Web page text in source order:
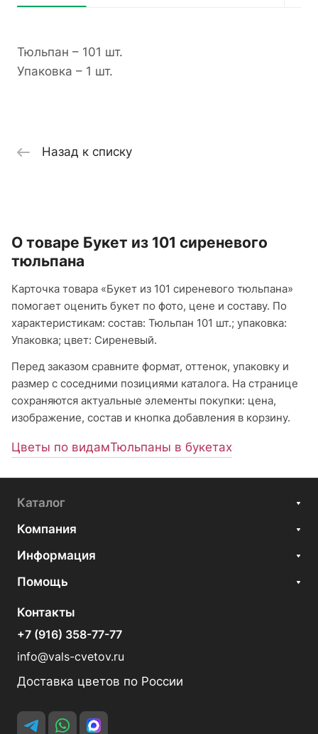
Тюльпан – 101 шт.
Упаковка – 1 шт.
Назад к списку
О товаре Букет из 101 сиреневого
тюльпана
Карточка товара «Букет из 101 сиреневого тюльпана»
помогает оценить букет по фото, цене и составу. По
характеристикам: состав: Тюльпан 101 шт.; упаковка:
Упаковка; цвет: Сиреневый.
Перед заказом сравните формат, оттенок, упаковку и
размер с соседними позициями каталога. На странице
сохраняются актуальные элементы покупки: цена,
изображение, состав и кнопка добавления в корзину.
Цветы по видамТюльпаны в букетах
Каталог
Компания
Информация
Помощь
Контакты
+7 (916) 358-77-77
info@vals-cvetov.ru
Доставка цветов по России